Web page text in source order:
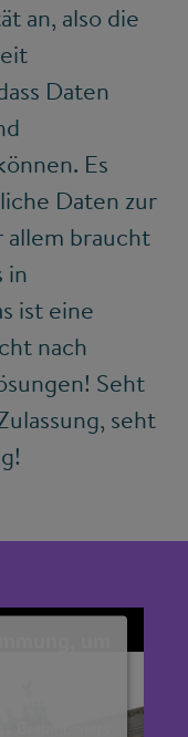
an, also die
Daten
Es
Daten zur
allem braucht
in
ist eine
nach
Seht
seht